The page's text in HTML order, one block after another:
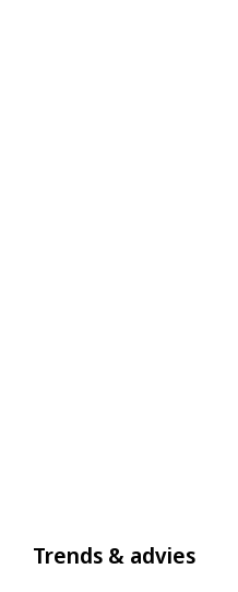
Trends & advies